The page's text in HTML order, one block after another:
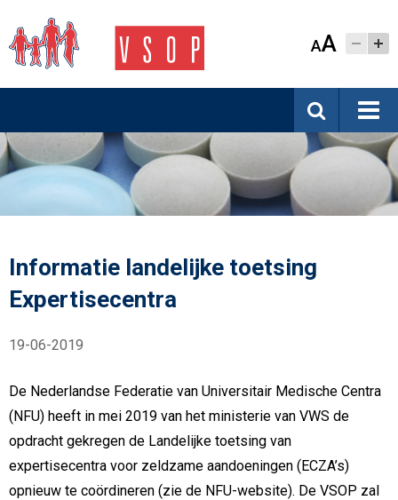
AA
Informatie landelijke toetsing
Expertisecentra
19-06-2019
De Nederlandse Federatie van Universitair Medische Centra
(NFU) heeft in mei 2019 van het ministerie van VWS de
opdracht gekregen de Landelijke toetsing van
expertisecentra voor zeldzame aandoeningen (ECZA’s)
opnieuw te coördineren (zie de NFU-website). De VSOP zal